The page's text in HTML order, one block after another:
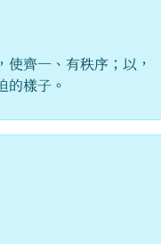
齊一、有秩序；以，
的樣子。